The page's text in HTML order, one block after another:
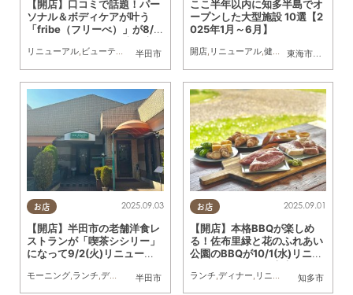
半田市
【開店】口コミで話題！パー
ソナル＆ボディケアが叶う
「fribe（フリーべ）」が8/2
へ／ちたまる広告
リニューアル, ビューティー 専門店 まちネタ,ちたまる広告 東海市大府市
ここ半年以内に知多半島でオ
ープンした大型施設 10選【2
025年1月～6月】
開店, リニューアル,健康 専門店,映画
お店
半田市
2025.09.03
【開店】半田市の老舗洋食レ
ストランが「喫茶シシリー」
になって9/2(火)リニューア
モーニング,ランチ,ディナー ,開店,リニューアル,家族
お店
知多市
2025.09.01
【開店】本格BBQが楽しめ
る！佐布里緑と花のふれあい
公園のBBQが10/1(水)リニュ
ランチ,ディナー, リニューアル ,アウトドア